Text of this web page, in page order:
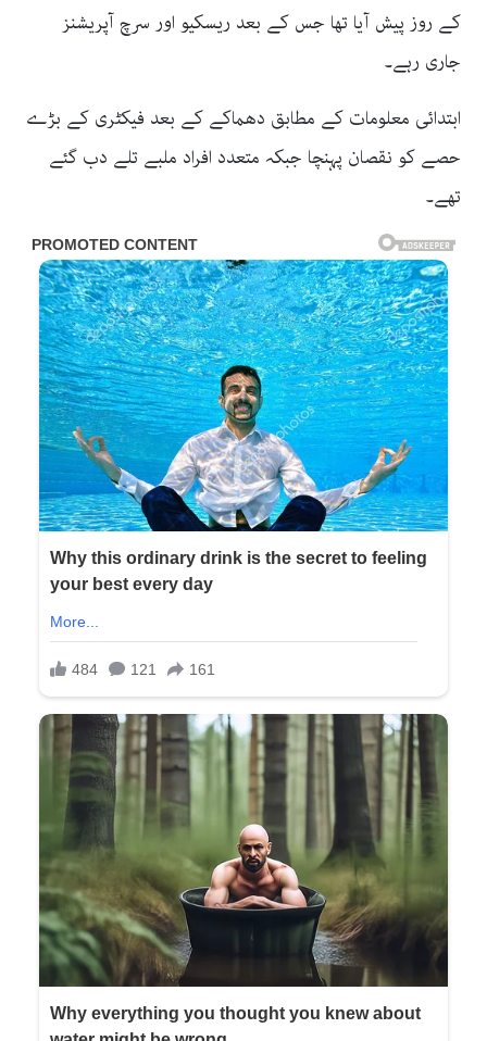
کے روز پیش آیا تھا جس کے بعد ریسکیو اور سرچ آپریشنز
جاری رہے۔
ابتدائی معلومات کے مطابق دھماکے کے بعد فیکٹری کے بڑے
حصے کو نقصان پہنچا جبکہ متعدد افراد ملبے تلے دب گئے
تھے۔